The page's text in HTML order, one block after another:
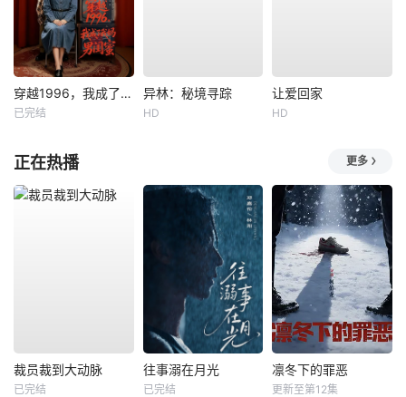
穿越1996，我成了我妈男闺蜜
已完结
异林：秘境寻踪
HD
让爱回家
HD
正在热播 更多
裁员裁到大动脉
已完结
往事溺在月光
已完结
凛冬下的罪恶
更新至第12集